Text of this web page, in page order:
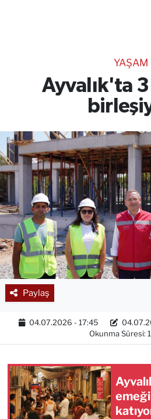
YAŞAM
Ayvalık'ta
Paylaş
04.07.2026 - 17:45
Okunma Süresi:
RESMİ İLANLAR
Gencsesfm Canlı Dinle